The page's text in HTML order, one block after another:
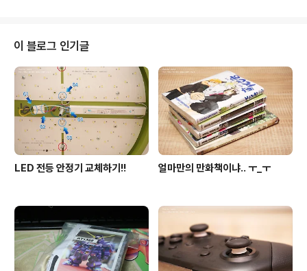
이 블로그 인기글
LED 전등 안정기 교체하기!! 얼마만의 만화책이냐.. ㅜ_ㅜ